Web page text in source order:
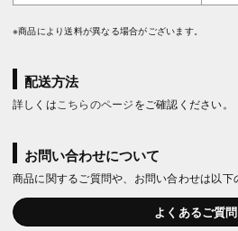
※商品により送料が異なる場合がございます。
配送方法
詳しくは こちらのページをご確認ください。
お問い合わせについて
商品に関するご質問や、お問い合わせは以下
よくあるご質